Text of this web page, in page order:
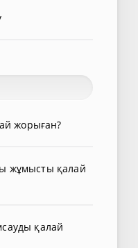
жорыған?
жұмысты қалай
қалай